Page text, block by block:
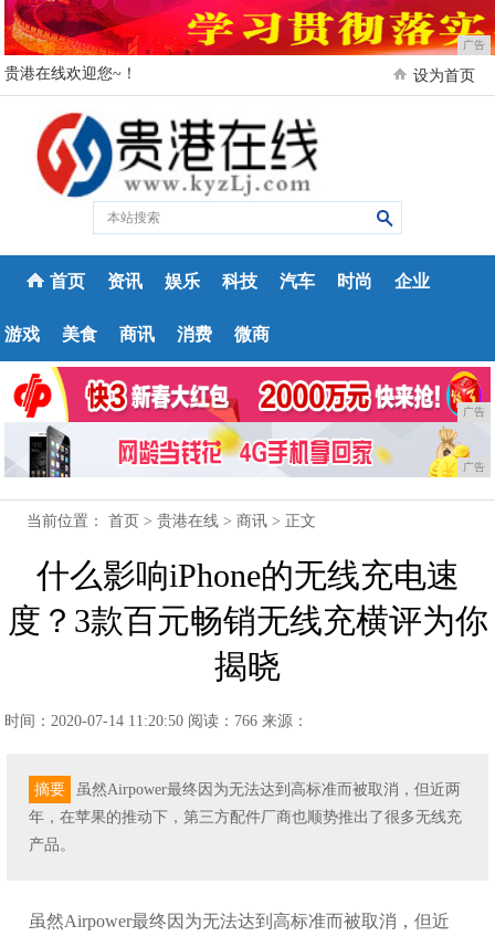
广告
贵港在线欢迎您~！ 设为首页
首页 资讯 娱乐 科技 汽车 时尚 企业
游戏 美食 商讯 消费 微商
广告
广告
当前位置：首页 >贵港在线 >商讯 > 正文
什么影响iPhone的无线充电速
度？3款百元畅销无线充横评为你
揭晓
时间：2020-07-14 11:20:50 阅读：766 来源：
摘要
虽然Airpower最终因为无法达到高标准而被取消，但近两
年，在苹果的推动下，第三方配件厂商也顺势推出了很多无线充
产品。
虽然Airpower最终因为无法达到高标准而被取消，但近